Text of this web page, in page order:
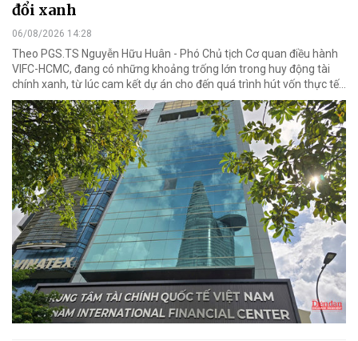
đổi xanh
06/08/2026 14:28
Theo PGS.TS Nguyễn Hữu Huân - Phó Chủ tịch Cơ quan điều hành
VIFC-HCMC, đang có những khoảng trống lớn trong huy động tài
chính xanh, từ lúc cam kết dự án cho đến quá trình hút vốn thực tế...